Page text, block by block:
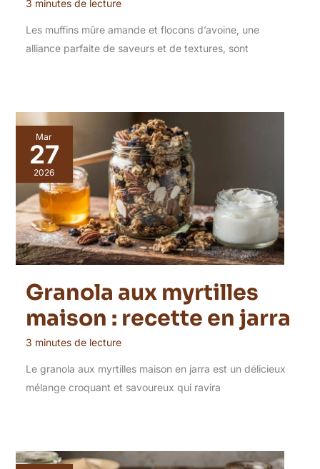
3 minutes de lecture
Les muffins mûre amande et flocons d’avoine, une
alliance parfaite de saveurs et de textures, sont
Mar
27
2026
Granola aux myrtilles
maison : recette en jarra
3 minutes de lecture
Le granola aux myrtilles maison en jarra est un délicieux
mélange croquant et savoureux qui ravira